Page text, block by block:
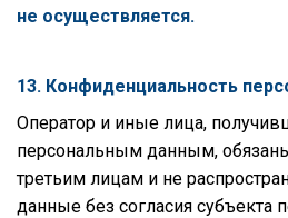
не осуществляется.
13. Конфиденциальность
Оператор и иные лица,
персональным данным,
третьим лицам и не
данные без согласия субъекта